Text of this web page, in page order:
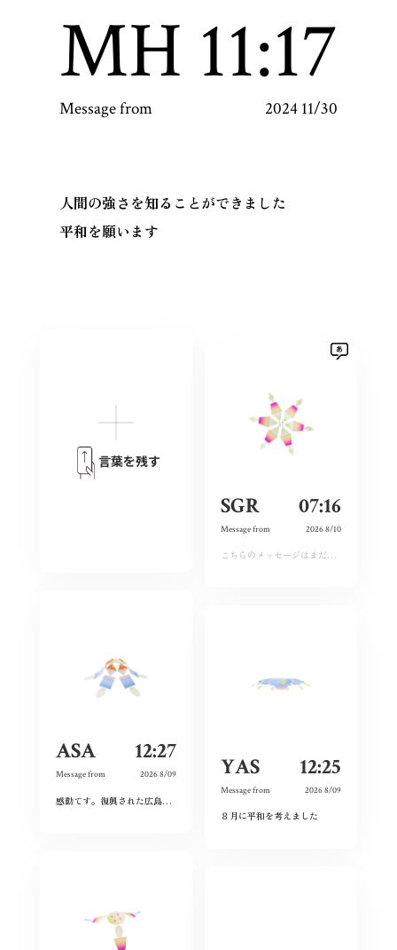
MH 11:17
Message from 2024 11/30
人間の強さを知ることができました
平和を願います
言葉を残す
SGR 07:16
Message from 2026 8/10
こちらのメッセージはまだ運営承認前となります。しばらくおまちください。
ASA 12:27
Message from 2026 8/09
感動てす。復興された広島人の底力と企業力を改めて知らされました！
YAS 12:25
Message from 2026 8/09
８月に平和を考えました